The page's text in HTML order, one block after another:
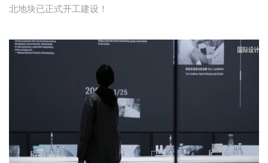
北地块已正式开工建设！